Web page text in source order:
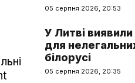
05 серпня 2026, 20:53
У Литві
для
білорусі
05 серпня 2026, 20:35